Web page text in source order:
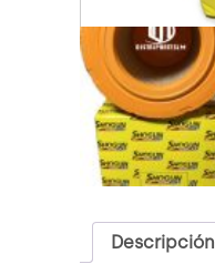
Descripción